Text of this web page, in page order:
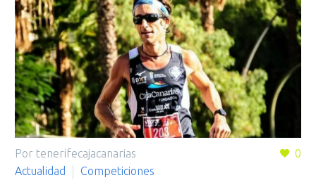
0
Por tenerifecajacanarias
Actualidad
Competiciones